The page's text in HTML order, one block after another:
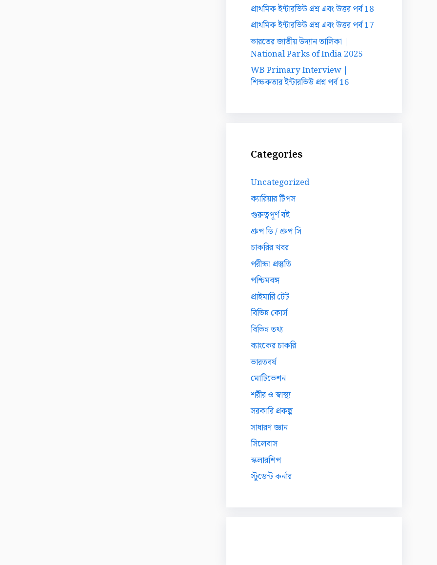
প্রাথমিক ইন্টারভিউ প্রশ্ন এবং উত্তর পর্ব 18
প্রাথমিক ইন্টারভিউ প্রশ্ন এবং উত্তর পর্ব 17
ভারতের জাতীয় উদ্যান তালিকা |
National Parks of India 2025
WB Primary Interview |
শিক্ষকতার ইন্টারভিউ প্রশ্ন পর্ব 16
Categories
Uncategorized
ক্যারিয়ার টিপস
গুরুত্বপূর্ণ বই
গ্রুপ ডি / গ্রুপ সি
চাকরির খবর
পরীক্ষা প্রস্তুতি
পশ্চিমবঙ্গ
প্রাইমারি টেট
বিভিন্ন কোর্স
বিভিন্ন তথ্য
ব্যাংকের চাকরি
ভারতবর্ষ
মোটিভেশন
শরীর ও স্বাস্থ্য
সরকারি প্রকল্প
সাধারণ জ্ঞান
সিলেবাস
স্কলারশিপ
স্টুডেন্ট কর্নার